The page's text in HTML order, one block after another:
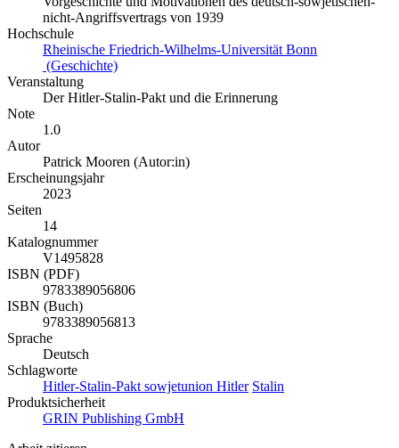
nicht-Angriffsvertrags von 1939
Hochschule
Rheinische Friedrich-Wilhelms-Universität Bonn
(Geschichte)
Veranstaltung
Der Hitler-Stalin-Pakt und die Erinnerung
Note
1.0
Autor
Patrick Mooren (Autor:in)
Erscheinungsjahr
2023
Seiten
14
Katalognummer
V1495828
ISBN (PDF)
9783389056806
ISBN (Buch)
9783389056813
Sprache
Deutsch
Schlagworte
Hitler-Stalin-Pakt sowjetunion Hitler Stalin
Produktsicherheit
GRIN Publishing GmbH